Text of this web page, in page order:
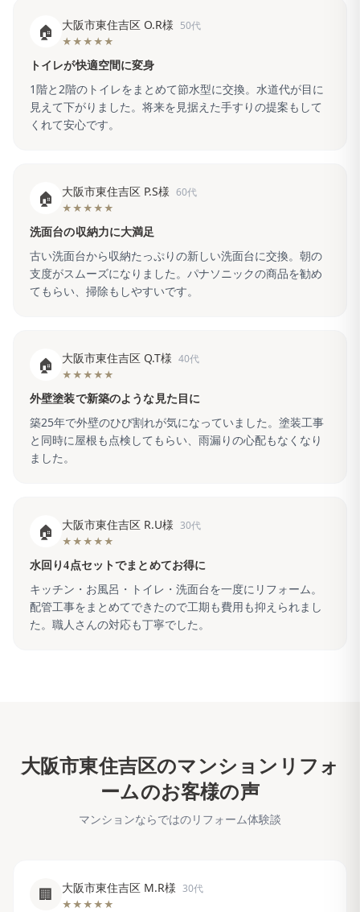
🏠 大阪市東住吉区 O.R様 50代
★★★★★
トイレが快適空間に変身
1階と2階のトイレをまとめて節水型に交換。水道代が目に
見えて下がりました。将来を見据えた手すりの提案もして
くれて安心です。
🏠 大阪市東住吉区 P.S様 60代
★★★★★
洗面台の収納力に大満足
古い洗面台から収納たっぷりの新しい洗面台に交換。朝の
支度がスムーズになりました。パナソニックの商品を勧め
てもらい、掃除もしやすいです。
🏠 大阪市東住吉区 Q.T様 40代
★★★★★
外壁塗装で新築のような見た目に
築25年で外壁のひび割れが気になっていました。塗装工事
と同時に屋根も点検してもらい、雨漏りの心配もなくなり
ました。
🏠 大阪市東住吉区 R.U様 30代
★★★★★
水回り4点セットでまとめてお得に
キッチン・お風呂・トイレ・洗面台を一度にリフォーム。
配管工事をまとめてできたので工期も費用も抑えられまし
た。職人さんの対応も丁寧でした。
大阪市東住吉区のマンションリフォ
ームのお客様の声
マンションならではのリフォーム体験談
🏢 大阪市東住吉区 M.R様 30代
★★★★★